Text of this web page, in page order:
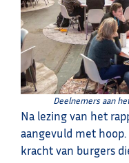
Deelnemers aan
Na lezing van het
aangevuld met
kracht van burgers